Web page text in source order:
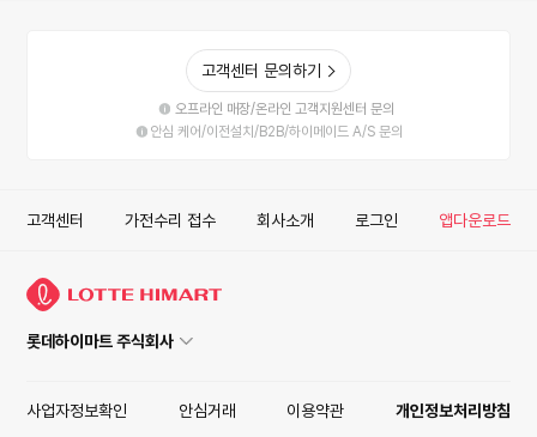
고객센터 문의하기
오프라인 매장/온라인 고객지원센터 문의
안심 케어/이전설치/B2B/하이메이드 A/S 문의
고객센터 가전수리 접수 회사소개 로그인 앱다운로드
롯데하이마트 주식회사
사업자정보확인 안심거래 이용약관 개인정보처리방침